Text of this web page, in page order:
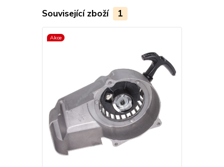
Související zboží 1
Akce